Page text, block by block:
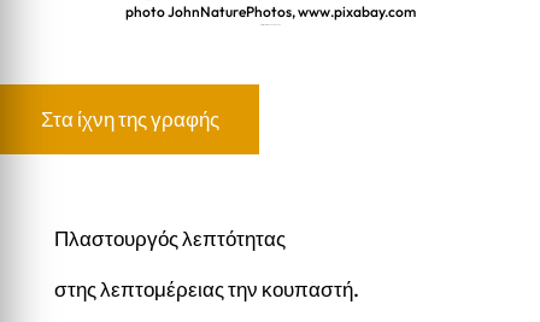
photo JohnNaturePhotos, www.pixabay.com
Στα ίχνη της γραφής
Πλαστουργός λεπτότητας
στης λεπτομέρειας την κουπαστή.